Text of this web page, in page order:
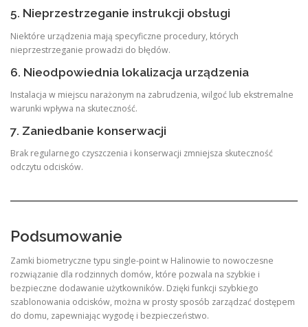
5. Nieprzestrzeganie instrukcji obsługi
Niektóre urządzenia mają specyficzne procedury, których
nieprzestrzeganie prowadzi do błędów.
6. Nieodpowiednia lokalizacja urządzenia
Instalacja w miejscu narażonym na zabrudzenia, wilgoć lub ekstremalne
warunki wpływa na skuteczność.
7. Zaniedbanie konserwacji
Brak regularnego czyszczenia i konserwacji zmniejsza skuteczność
odczytu odcisków.
Podsumowanie
Zamki biometryczne typu single-point w Halinowie to nowoczesne
rozwiązanie dla rodzinnych domów, które pozwala na szybkie i
bezpieczne dodawanie użytkowników. Dzięki funkcji szybkiego
szablonowania odcisków, można w prosty sposób zarządzać dostępem
do domu, zapewniając wygodę i bezpieczeństwo.